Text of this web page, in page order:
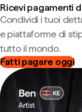
Ricevi pagamenti
Condividi i tuoi
e piattaforme di
tutto il mondo.
Fatti pagare oggi